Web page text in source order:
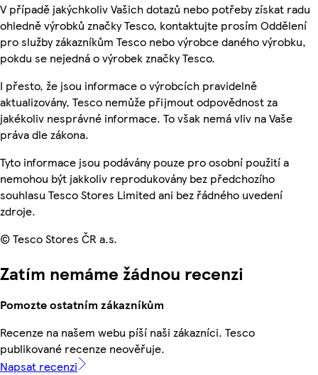
V případě jakýchkoliv Vašich dotazů nebo potřeby získat radu
ohledně výrobků značky Tesco, kontaktujte prosím Oddělení
pro služby zákazníkům Tesco nebo výrobce daného výrobku,
pokdu se nejedná o výrobek značky Tesco.
I přesto, že jsou informace o výrobcích pravidelně
aktualizovány, Tesco nemůže přijmout odpovědnost za
jakékoliv nesprávné informace. To však nemá vliv na Vaše
práva dle zákona.
Tyto informace jsou podávány pouze pro osobní použití a
nemohou být jakkoliv reprodukovány bez předchozího
souhlasu Tesco Stores Limited ani bez řádného uvedení
zdroje.
© Tesco Stores ČR a.s.
Zatím nemáme žádnou recenzi
Pomozte ostatním zákazníkům
Recenze na našem webu píší naši zákazníci. Tesco
publikované recenze neověřuje.
Napsat recenzi